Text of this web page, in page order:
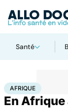
Santé
AccueilSanté
AFRIQUE
En